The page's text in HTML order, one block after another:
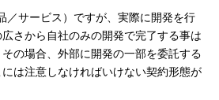
サービス）ですが、実際に開発を行
さから自社のみの開発で完了する事は
の場合、外部に開発の一部を委託する
は注意しなければいけない契約形態が